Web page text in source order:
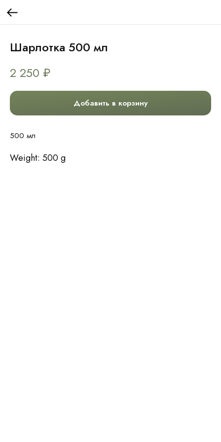
Шарлотка 500 мл
2 250 ₽
Добавить в корзину
500 мл
Weight: 500 g